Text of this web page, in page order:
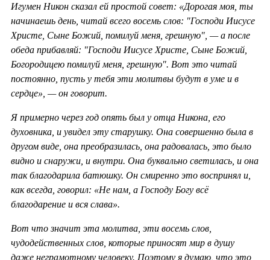
Игумен Никон сказал ей простой совет: «Дорогая моя, ты
начинаешь день, читай всего восемь слов: "Господи Иисусе
Христе, Сыне Божий, помилуй меня, грешную", — а после
обеда прибавляй: "Господи Иисусе Христе, Сыне Божий,
Богородицею помилуй меня, грешную". Вот это читай
постоянно, пусть у тебя эти молитвы будут в уме и в
сердце», — он говорит.
Я примерно через год опять был у отца Никона, его
духовника, и увидел эту старушку. Она совершенно была в
другом виде, она преобразилась, она радовалась, это было
видно и снаружи, и внутри. Она буквально светилась, и она
так благодарила батюшку. Он смиренно это воспринял и,
как всегда, говорил: «Не нам, а Господу Богу всё
благодарение и вся слава».
Вот что значит эта молитва, эти восемь слов,
чудодейственных слов, которые приносят мир в душу
даже неграмотному человеку. Поэтому я думаю, что это